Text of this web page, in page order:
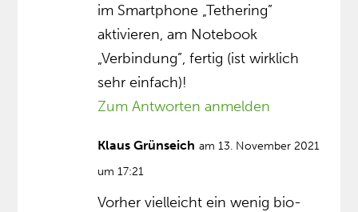
im Smartphone „Tethering”
aktivieren, am Notebook
„Verbindung”, fertig (ist wirklich
sehr einfach)!
Zum Antworten anmelden
Klaus Grünseich am 13. November 2021
um 17:21
Vorher vielleicht ein wenig bio-